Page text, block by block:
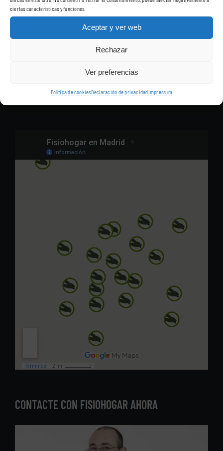
ciertas características y funciones.
Aceptar y ver web
Rechazar
Ver preferencias
Política de cookiesDeclaración de privacidadImpressum
Disponemos del mejor grupo de fisioterapeutas que le atenderán
en su domicilio con todas las garantías del mejor servicio.
Nuestros fisioterapeutas se desplazarán a su domicilio, de
fisioterapia, sin que tenga que desplazarse a una clínica.
CONTACTE CON FISIOHOGAR AHORA